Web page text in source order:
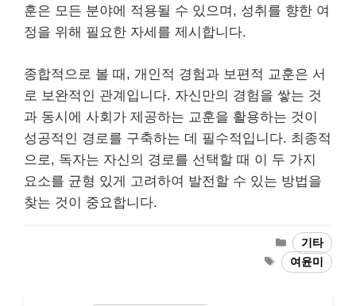
훈은 모든 분야에 적용될 수 있으며, 성취를 향한 여
정을 위해 필요한 자세를 제시합니다.
종합적으로 볼 때, 개인적 경험과 보편적 교훈은 서
로 보완적인 관계입니다. 자신만의 경험을 쌓는 것
과 동시에 사회가 제공하는 교훈을 활용하는 것이
성공적인 경로를 구축하는 데 필수적입니다. 최종적
으로, 독자는 자신의 경로를 선택할 때 이 두 가지
요소를 균형 있게 고려하여 발전할 수 있는 방법을
찾는 것이 중요합니다.
Categories
기타
Tags여윤미